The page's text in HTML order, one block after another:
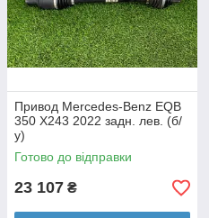
Привод Mercedes-Benz EQB
350 X243 2022 задн. лев. (б/
у)
Готово до відправки
23 107 ₴